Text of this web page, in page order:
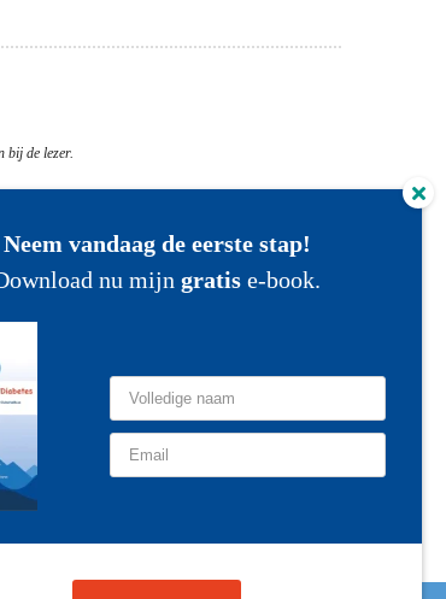
bij de lezer.
Kennisbank
Neem vandaag de eerste stap!
nu mijn gratis e-book.